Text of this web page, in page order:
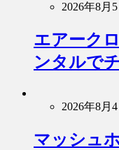
2026年8月5
エアーク
ンタルで
2026年8月4
マッシュ